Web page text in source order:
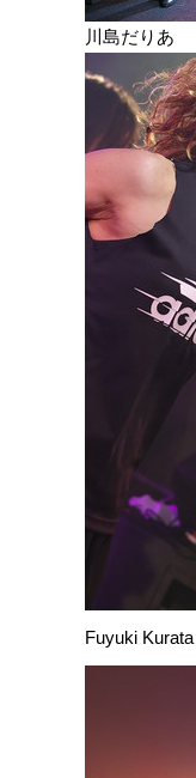
川島だりあ
Fuyuki Kurata